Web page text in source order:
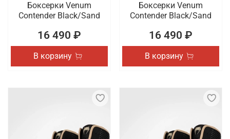
Боксерки Venum
Contender Black/Sand
16 490 ₽
В корзину
Боксерки Venum
Contender Black/Sand
16 490 ₽
В корзину